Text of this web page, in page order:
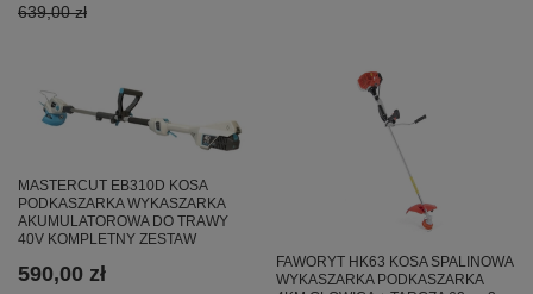
639,00 zł
MASTERCUT EB310D KOSA
PODKASZARKA WYKASZARKA
AKUMULATOROWA DO TRAWY
40V KOMPLETNY ZESTAW
590,00 zł
FAWORYT HK63 KOSA SPALINOWA
WYKASZARKA PODKASZARKA